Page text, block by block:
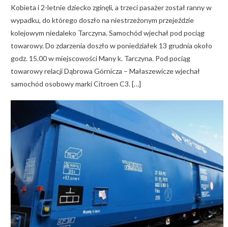
Kobieta i 2-letnie dziecko zginęli, a trzeci pasażer został ranny w
wypadku, do którego doszło na niestrzeżonym przejeździe
kolejowym niedaleko Tarczyna. Samochód wjechał pod pociąg
towarowy. Do zdarzenia doszło w poniedziałek 13 grudnia około
godz. 15.00 w miejscowości Many k. Tarczyna. Pod pociąg
towarowy relacji Dąbrowa Górnicza – Małaszewicze wjechał
samochód osobowy marki Citroen C3. […]